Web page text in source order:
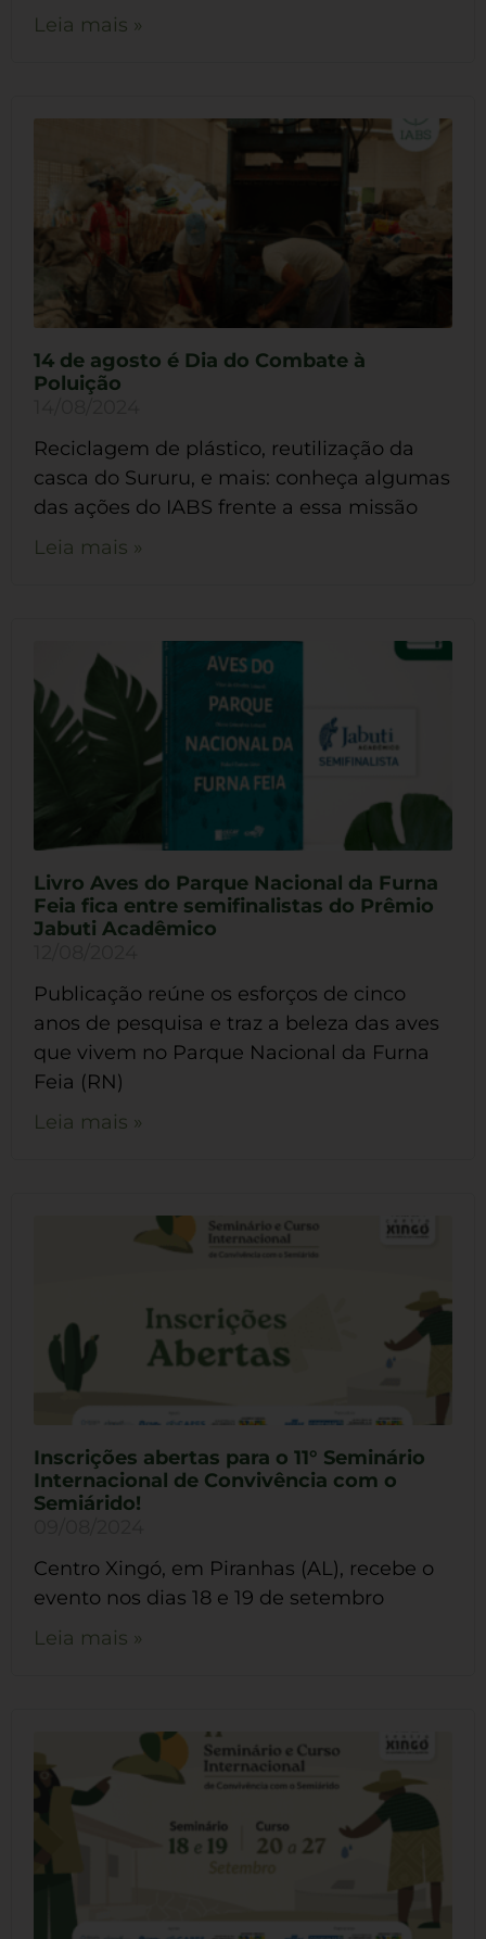
Leia mais »
14 de agosto é Dia do Combate à
Poluição
Reciclagem de plástico, reutilização da
casca do Sururu, e mais: conheça algumas
das ações do IABS frente a essa missão
Leia mais »
Livro Aves do Parque Nacional da Furna
Feia fica entre semifinalistas do Prêmio
Jabuti Acadêmico
Publicação reúne os esforços de cinco
anos de pesquisa e traz a beleza das aves
que vivem no Parque Nacional da Furna
Feia (RN)
Leia mais »
Inscrições abertas para o 11° Seminário
Internacional de Convivência com o
Semiárido!
Centro Xingó, em Piranhas (AL), recebe o
evento nos dias 18 e 19 de setembro
Leia mais »